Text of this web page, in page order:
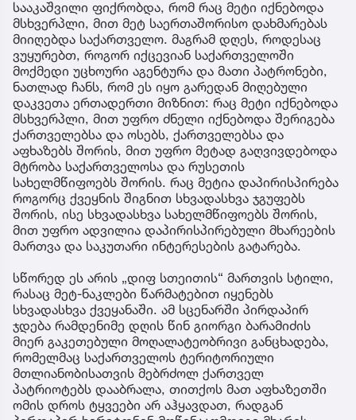
სააკაშვილი ფიქრობდა, რომ რაც მეტი იქნებოდა
მსხვერპლი, მით მეტ საერთაშორისო დახმარებას
მიიღებდა საქართველო. მაგრამ დღეს, როდესაც
ვუყურებთ, როგორ იქცევიან საქართველოში
მოქმედი უცხოური აგენტურა და მათი პატრონები,
ნათლად ჩანს, რომ ეს იყო გარედან მიღებული
დაკვეთა ერთადერთი მიზნით: რაც მეტი იქნებოდა
მსხვერპლი, მით უფრო ძნელი იქნებოდა შერიგება
ქართველებსა და ოსებს, ქართველებსა და
აფხაზებს შორის, მით უფრო მეტად გაღვივდებოდა
მტრობა საქართველოსა და რუსეთის
სახელმწიფოებს შორის. რაც მეტია დაპირისპირება
როგორც ქვეყნის შიგნით სხვადასხვა ჯგუფებს
შორის, ისე სხვადასხვა სახელმწიფოებს შორის,
მით უფრო ადვილია დაპირისპირებული მხარეების
მართვა და საკუთარი ინტერესების გატარება.
სწორედ ეს არის „დიფ სთეითის“ მართვის სტილი,
რასაც მეტ-ნაკლები წარმატებით იყენებს
სხვადასხვა ქვეყანაში. ამ სცენარში პირდაპირ
ჯდება რამდენიმე დღის წინ გიორგი ბარამიძის
მიერ გაკეთებული მოღალატეობრივი განცხადება,
რომელმაც საქართველოს ტერიტორიული
მთლიანობისათვის მებრძოლ ქართველ
პატრიოტებს დააბრალა, თითქოს მათ აფხაზეთში
ომის დროს ტყვეები არ აჰყავდათ, რადგან